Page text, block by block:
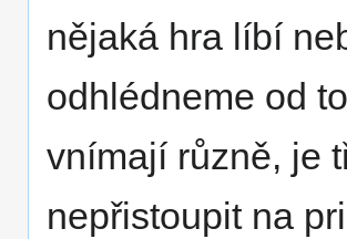
nějaká hra líbí
odhlédneme od
vnímají různě, je
nepřistoupit na